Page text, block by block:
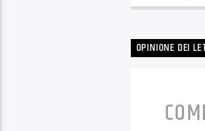
OPINIONE DEI